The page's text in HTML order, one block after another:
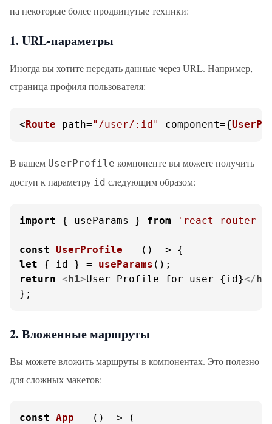
на некоторые более продвинутые техники:
1. URL-параметры
Иногда вы хотите передать данные через URL. Например,
страница профиля пользователя:
<Route path="/user/:id" component={
В вашем UserProfile компоненте вы можете получить
доступ к параметру id следующим образом:
import { useParams } from 'react-router-
const UserProfile = (
let { id } = useParams
return <h1>User Profile for user {id}</h1
};
2. Вложенные маршруты
Вы можете вложить маршруты в компонентах. Это полезно
для сложных макетов:
const App = (